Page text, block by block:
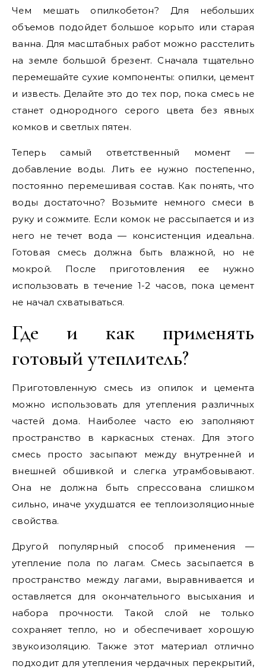
Чем мешать опилкобетон? Для небольших
объемов подойдет большое корыто или старая
ванна. Для масштабных работ можно расстелить
на земле большой брезент. Сначала тщательно
перемешайте сухие компоненты: опилки, цемент
и известь. Делайте это до тех пор, пока смесь не
станет однородного серого цвета без явных
комков и светлых пятен.
Теперь самый ответственный момент —
добавление воды. Лить ее нужно постепенно,
постоянно перемешивая состав. Как понять, что
воды достаточно? Возьмите немного смеси в
руку и сожмите. Если комок не рассыпается и из
него не течет вода — консистенция идеальна.
Готовая смесь должна быть влажной, но не
мокрой. После приготовления ее нужно
использовать в течение 1-2 часов, пока цемент
не начал схватываться.
Где и как применять
готовый утеплитель?
Приготовленную смесь из опилок и цемента
можно использовать для утепления различных
частей дома. Наиболее часто ею заполняют
пространство в каркасных стенах. Для этого
смесь просто засыпают между внутренней и
внешней обшивкой и слегка утрамбовывают.
Она не должна быть спрессована слишком
сильно, иначе ухудшатся ее теплоизоляционные
свойства.
Другой популярный способ применения —
утепление пола по лагам. Смесь засыпается в
пространство между лагами, выравнивается и
оставляется для окончательного высыхания и
набора прочности. Такой слой не только
сохраняет тепло, но и обеспечивает хорошую
звукоизоляцию. Также этот материал отлично
подходит для утепления чердачных перекрытий,